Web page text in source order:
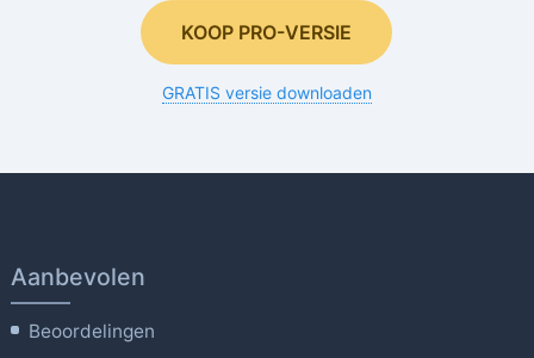
KOOP PRO-VERSIE
GRATIS versie downloaden
Aanbevolen
Beoordelingen